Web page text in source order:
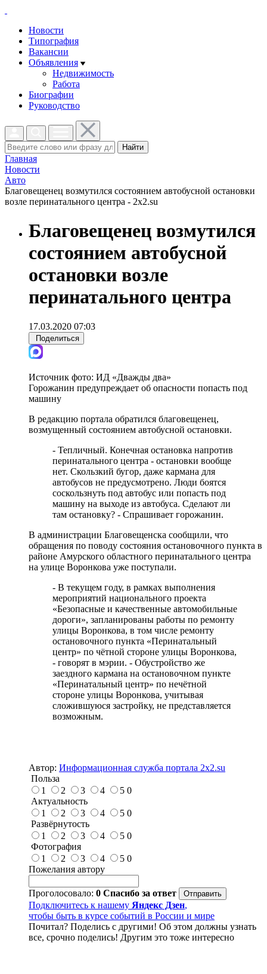
Новости
Типография
Вакансии
Объявления
Недвижимость
Работа
Биографии
Руководство
Найти
Главная
Новости
Авто
Благовещенец возмутился состоянием автобусной остановки
возле перинатального центра - 2x2.su
Благовещенец возмутился
состоянием автобусной
остановки возле
перинатального центра
17.03.2020 07:03
Поделиться
Источник фото: ИД «Дважды два»
Горожанин предупреждает об опасности попасть под
машину
В редакцию портала обратился благовещенец,
возмущенный состоянием автобусной остановки.
- Тепличный. Конечная остановка напротив
перинатального центра - остановки вообще
нет. Скользкий бугор, даже кармана для
автобусов не предусмотрено. Люди боятся
соскользнуть под автобус или попасть под
машину на выходе из автобуса. Сделают ли
там остановку? - Спрашивает горожанин.
В администрации Благовещенска сообщили, что
обращения по поводу состояния остановочного пункта в
районе Амурского областного перинатального центра
на улице Воронкова уже поступали.
- В текущем году, в рамках выполнения
мероприятий национального проекта
«Безопасные и качественные автомобильные
дороги», запланированы работы по ремонту
улицы Воронкова, в том числе ремонту
остановочного пункта «Перинатальный
центр» по чётной стороне улицы Воронкова,
- говорят в мэрии. - Обустройство же
заездного кармана на остановочном пункте
«Перинатальный центр» по нечётной
стороне улицы Воронкова, учитывая
сложившуюся застройку, не представляется
возможным.
Автор: Информационная служба портала 2x2.su
Польза
1
2 3 4 5 0
Актуальность
1
2 3 4 5 0
Развёрнутость
1
2 3 4 5 0
Фотография
1
2 3 4 5 0
Пожелания автору
Проголосовало: 0 Спасибо за ответ
Подключитесь к нашему Яндекс Дзен,
чтобы быть в курсе событий в России и мире
Почитал? Поделись с другими! Об этом должны узнать
все, срочно поделись! Другим это тоже интересно